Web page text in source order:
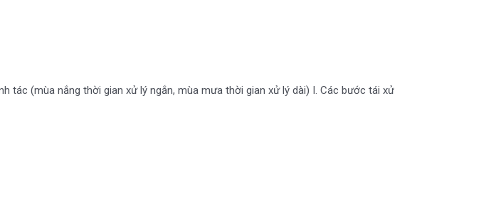
tác (mùa nắng thời gian xử lý ngắn, mùa mưa thời gian xử lý dài) I. Các bước tái xử